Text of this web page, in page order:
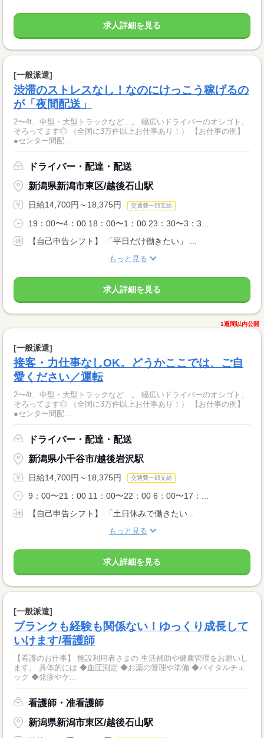
求人詳細を見る
[一般派遣]
渋滞のストレスなし！なのにけっこう稼げるの
が「夜間配送」
2〜4t、中型・大型トラックなど…。 幅広いドライバーのオシゴト、
そろってます◎ （全国に3万件以上お仕事あり！） 【お仕事の例】
●センター間配...
ドライバー・配達・配送
新潟県新潟市東区/越後石山駅
日給14,700円～18,375円 交通費一部支給
19：00〜4：00 18：00〜1：00 23：30〜3：3...
【自己申告シフト】 「平日だけ働きたい」 ...
もっと見る
求人詳細を見る
1週間以内公開
[一般派遣]
接客・力仕事なしOK。どうかここでは、ご自
愛ください／運転
2〜4t、中型・大型トラックなど…。 幅広いドライバーのオシゴト、
そろってます◎ （全国に3万件以上お仕事あり！） 【お仕事の例】
●センター間配...
ドライバー・配達・配送
新潟県小千谷市/越後岩沢駅
日給14,700円～18,375円 交通費一部支給
9：00〜21：00 11：00〜22：00 6：00〜17：...
【自己申告シフト】 「土日休みで働きたい...
もっと見る
求人詳細を見る
[一般派遣]
ブランクも経験も関係ない！ゆっくり成長して
いけます/看護師
【看護のお仕事】 施設利用者さまの 生活補助や健康管理をお願いし
ます。 具体的には ◆血圧測定 ◆お薬の管理や準備 ◆バイタルチェ
ック ◆発疹やケ...
看護師・准看護師
新潟県新潟市東区/越後石山駅